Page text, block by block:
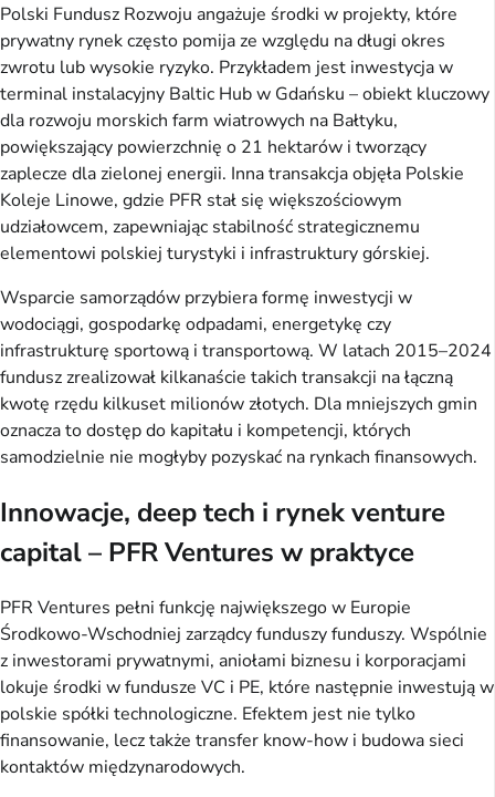
Polski Fundusz Rozwoju angażuje środki w projekty, które
prywatny rynek często pomija ze względu na długi okres
zwrotu lub wysokie ryzyko. Przykładem jest inwestycja w
terminal instalacyjny Baltic Hub w Gdańsku – obiekt kluczowy
dla rozwoju morskich farm wiatrowych na Bałtyku,
powiększający powierzchnię o 21 hektarów i tworzący
zaplecze dla zielonej energii. Inna transakcja objęła Polskie
Koleje Linowe, gdzie PFR stał się większościowym
udziałowcem, zapewniając stabilność strategicznemu
elementowi polskiej turystyki i infrastruktury górskiej.
Wsparcie samorządów przybiera formę inwestycji w
wodociągi, gospodarkę odpadami, energetykę czy
infrastrukturę sportową i transportową. W latach 2015–2024
fundusz zrealizował kilkanaście takich transakcji na łączną
kwotę rzędu kilkuset milionów złotych. Dla mniejszych gmin
oznacza to dostęp do kapitału i kompetencji, których
samodzielnie nie mogłyby pozyskać na rynkach finansowych.
Innowacje, deep tech i rynek venture
capital – PFR Ventures w praktyce
PFR Ventures pełni funkcję największego w Europie
Środkowo-Wschodniej zarządcy funduszy funduszy. Wspólnie
z inwestorami prywatnymi, aniołami biznesu i korporacjami
lokuje środki w fundusze VC i PE, które następnie inwestują w
polskie spółki technologiczne. Efektem jest nie tylko
finansowanie, lecz także transfer know-how i budowa sieci
kontaktów międzynarodowych.